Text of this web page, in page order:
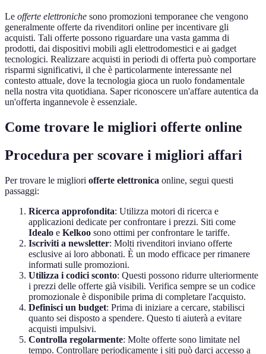
Le offerte elettroniche sono promozioni temporanee che vengono
generalmente offerte da rivenditori online per incentivare gli
acquisti. Tali offerte possono riguardare una vasta gamma di
prodotti, dai dispositivi mobili agli elettrodomestici e ai gadget
tecnologici. Realizzare acquisti in periodi di offerta può comportare
risparmi significativi, il che è particolarmente interessante nel
contesto attuale, dove la tecnologia gioca un ruolo fondamentale
nella nostra vita quotidiana. Saper riconoscere un'affare autentica da
un'offerta ingannevole è essenziale.
Come trovare le migliori offerte online
Procedura per scovare i migliori affari
Per trovare le migliori offerte elettronica online, segui questi
passaggi:
Ricerca approfondita: Utilizza motori di ricerca e
applicazioni dedicate per confrontare i prezzi. Siti come
Idealo e Kelkoo sono ottimi per confrontare le tariffe.
Iscriviti a newsletter: Molti rivenditori inviano offerte
esclusive ai loro abbonati. È un modo efficace per rimanere
informati sulle promozioni.
Utilizza i codici sconto: Questi possono ridurre ulteriormente
i prezzi delle offerte già visibili. Verifica sempre se un codice
promozionale è disponibile prima di completare l'acquisto.
Definisci un budget: Prima di iniziare a cercare, stabilisci
quanto sei disposto a spendere. Questo ti aiuterà a evitare
acquisti impulsivi.
Controlla regolarmente: Molte offerte sono limitate nel
tempo. Controllare periodicamente i siti può darci accesso a